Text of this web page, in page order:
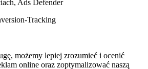
Ads Defender
Tracking
możemy lepiej zrozumieć i ocenić
online oraz zoptymalizować naszą